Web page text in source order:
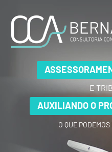
E
AUXILIANDO O
O QUE
E
AUXILIANDO O
O QUE
E
AUXILIANDO O
O QUE